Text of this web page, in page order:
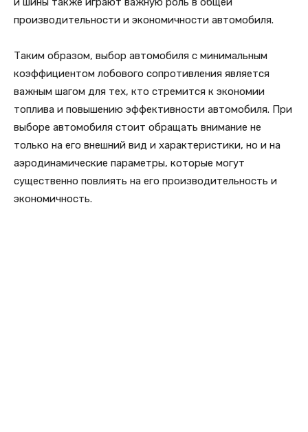
производительности и экономичности автомобиля.
Таким образом, выбор автомобиля с минимальным
коэффициентом лобового сопротивления является
важным шагом для тех, кто стремится к экономии
топлива и повышению эффективности автомобиля. При
выборе автомобиля стоит обращать внимание не
только на его внешний вид и характеристики, но и на
аэродинамические параметры, которые могут
существенно повлиять на его производительность и
экономичность.